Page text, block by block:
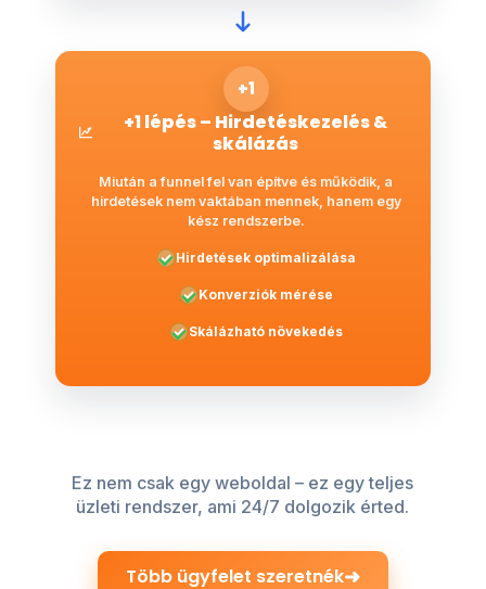
+1
+1 lépés – Hirdetéskezelés &
skálázás
Miután a funnel fel van építve és működik, a
hirdetések nem vaktában mennek, hanem egy
kész rendszerbe.
Hirdetések optimalizálása
Konverziók mérése
Skálázható növekedés
Ez nem csak egy weboldal – ez egy teljes
üzleti rendszer, ami 24/7 dolgozik érted.
Több ügyfelet szeretnék➜